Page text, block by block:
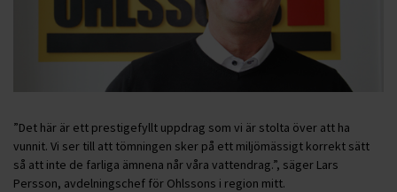
”Det här är ett prestigefyllt uppdrag som vi är stolta över att ha
vunnit. Vi ser till att tömningen sker på ett miljömässigt korrekt sätt
så att inte de farliga ämnena når våra vattendrag.”, säger Lars
Persson, avdelningschef för Ohlssons i region mitt.